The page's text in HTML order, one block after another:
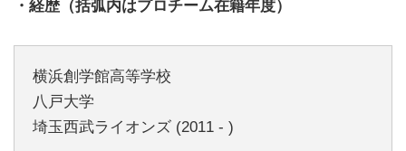
・経歴（括弧内はプロチーム在籍年度）
横浜創学館高等学校
八戸大学
埼玉西武ライオンズ (2011 - )